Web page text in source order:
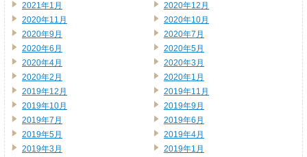
2021年1月
2020年12月
2020年11月
2020年10月
2020年9月
2020年7月
2020年6月
2020年5月
2020年4月
2020年3月
2020年2月
2020年1月
2019年12月
2019年11月
2019年10月
2019年9月
2019年7月
2019年6月
2019年5月
2019年4月
2019年3月
2019年1月